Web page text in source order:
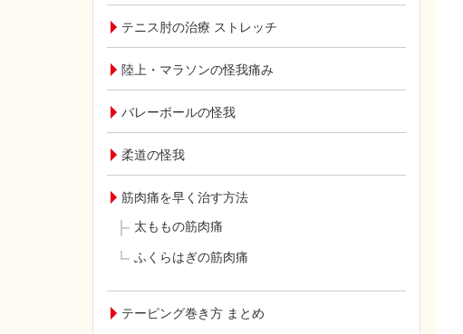
テニス肘の治療 ストレッチ
陸上・マラソンの怪我痛み
バレーボールの怪我
柔道の怪我
筋肉痛を早く治す方法
太ももの筋肉痛
ふくらはぎの筋肉痛
テーピング巻き方 まとめ